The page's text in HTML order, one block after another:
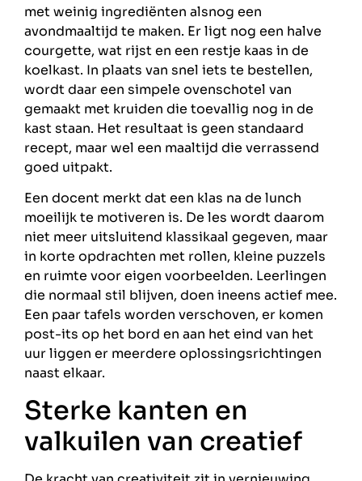
met weinig ingrediënten alsnog een
avondmaaltijd te maken. Er ligt nog een halve
courgette, wat rijst en een restje kaas in de
koelkast. In plaats van snel iets te bestellen,
wordt daar een simpele ovenschotel van
gemaakt met kruiden die toevallig nog in de
kast staan. Het resultaat is geen standaard
recept, maar wel een maaltijd die verrassend
goed uitpakt.
Een docent merkt dat een klas na de lunch
moeilijk te motiveren is. De les wordt daarom
niet meer uitsluitend klassikaal gegeven, maar
in korte opdrachten met rollen, kleine puzzels
en ruimte voor eigen voorbeelden. Leerlingen
die normaal stil blijven, doen ineens actief mee.
Een paar tafels worden verschoven, er komen
post-its op het bord en aan het eind van het
uur liggen er meerdere oplossingsrichtingen
naast elkaar.
Sterke kanten en
valkuilen van creatief